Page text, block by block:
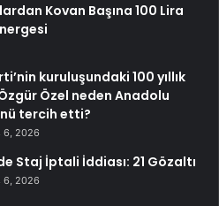
Kovan Başına 100 Lira
kuruluşundaki 100 yıllık
Özel neden Anadolu
tercih etti?
6, 2026
Staj İptali İddiası: 21 Gözaltı
6, 2026